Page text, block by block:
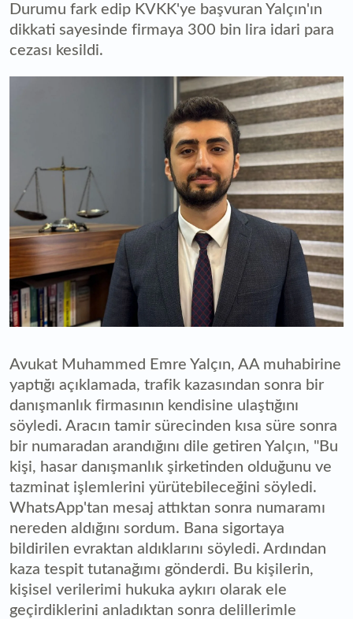
Durumu fark edip KVKK'ye başvuran Yalçın'ın
dikkati sayesinde firmaya 300 bin lira idari para
cezası kesildi.
Avukat Muhammed Emre Yalçın, AA muhabirine
yaptığı açıklamada, trafik kazasından sonra bir
danışmanlık firmasının kendisine ulaştığını
söyledi. Aracın tamir sürecinden kısa süre sonra
bir numaradan arandığını dile getiren Yalçın, "Bu
kişi, hasar danışmanlık şirketinden olduğunu ve
tazminat işlemlerini yürütebileceğini söyledi.
WhatsApp'tan mesaj attıktan sonra numaramı
nereden aldığını sordum. Bana sigortaya
bildirilen evraktan aldıklarını söyledi. Ardından
kaza tespit tutanağımı gönderdi. Bu kişilerin,
kişisel verilerimi hukuka aykırı olarak ele
geçirdiklerini anladıktan sonra delillerimle